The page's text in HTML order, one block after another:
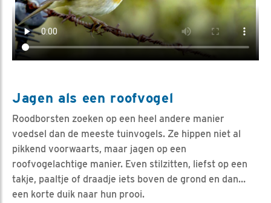
Jagen als een roofvogel
Roodborsten zoeken op een heel andere manier
voedsel dan de meeste tuinvogels. Ze hippen niet al
pikkend voorwaarts, maar jagen op een
roofvogelachtige manier. Even stilzitten, liefst op een
takje, paaltje of draadje iets boven de grond en dan…
een korte duik naar hun prooi.